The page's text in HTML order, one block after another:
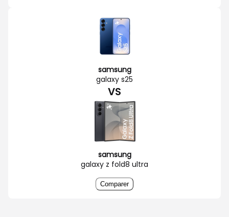
samsung
galaxy s25
VS
samsung
galaxy z fold8 ultra
Comparer